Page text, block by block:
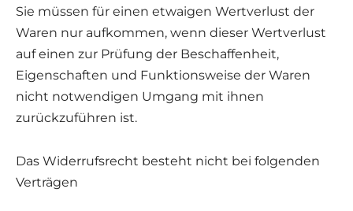
Sie müssen für einen etwaigen Wertverlust der
Waren nur aufkommen, wenn dieser Wertverlust
auf einen zur Prüfung der Beschaffenheit,
Eigenschaften und Funktionsweise der Waren
nicht notwendigen Umgang mit ihnen
zurückzuführen ist.
Das Widerrufsrecht besteht nicht bei folgenden
Verträgen